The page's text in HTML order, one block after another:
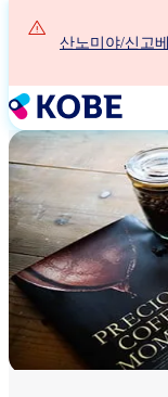
텐
츠
로
너
뛰
기
산노미야/신고